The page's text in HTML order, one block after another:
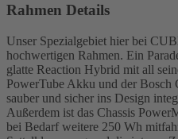
Rahmen Details
Unser Spezialgebiet hier bei
hochwertigen Rahmen. Ein
glatte Reaction Hybrid mit all
PowerTube Akku und der
sauber und sicher ins Design
Außerdem ist das Chassis
bei Bedarf weitere 250 Wh